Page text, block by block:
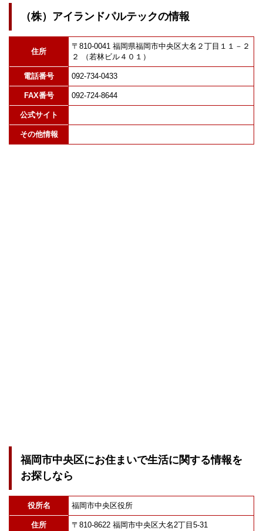
（株）アイランドパルテックの情報
住所
〒810-0041 福岡県福岡市中央区大名２丁目１１－２
２ （若林ビル４０１）
電話番号 092-734-0433
FAX番号 092-724-8644
公式サイト
その他情報
福岡市中央区にお住まいで生活に関する情報を
お探しなら
役所名 福岡市中央区役所
住所 〒810-8622 福岡市中央区大名2丁目5-31